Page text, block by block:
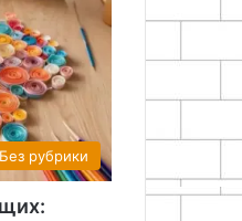
Без рубрики